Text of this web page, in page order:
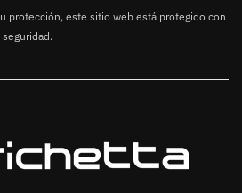
protección, este sitio web está protegido con